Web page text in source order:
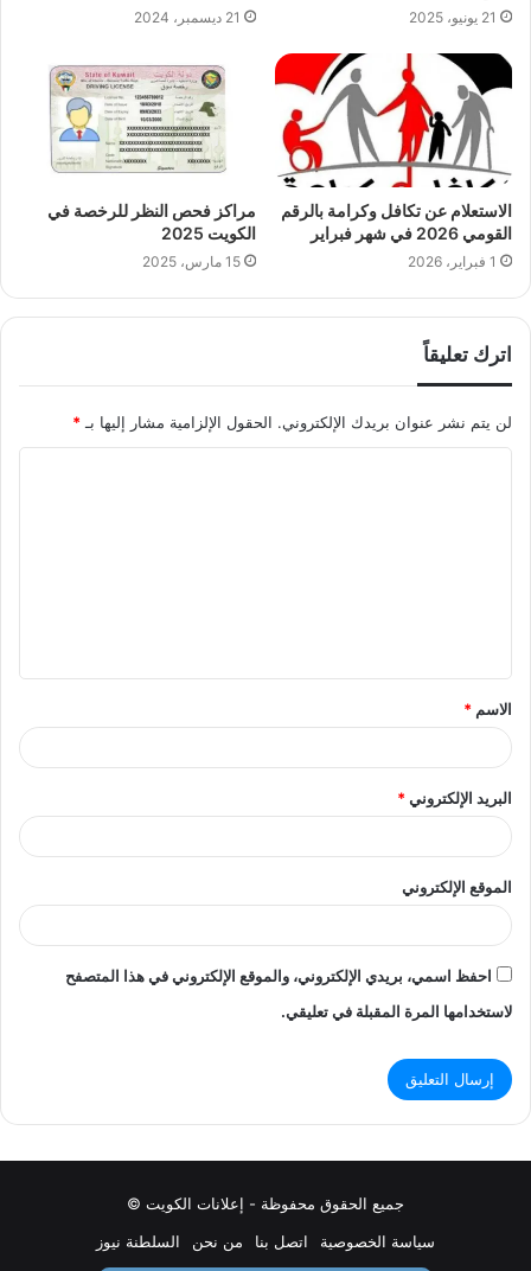
21 يونيو، 2025 21 ديسمبر، 2024
الاستعلام عن تكافل وكرامة بالرقم
القومي 2026 في شهر فبراير
1 فبراير، 2026
مراكز فحص النظر للرخصة في
الكويت 2025
15 مارس، 2025
اترك تعليقاً
لن يتم نشر عنوان بريدك الإلكتروني. الحقول الإلزامية مشار إليها بـ *
ق
*
الاسم *
البريد الإلكتروني*
الموقع الإلكتروني
احفظ اسمي، بريدي الإلكتروني، والموقع الإلكتروني في هذا المتصفح
لاستخدامها المرة المقبلة في تعليقي.
جميع الحقوق محفوظة - إعلانات الكويت ©
سياسة الخصوصية
اتصل بنا من نحن السلطنة نيوز